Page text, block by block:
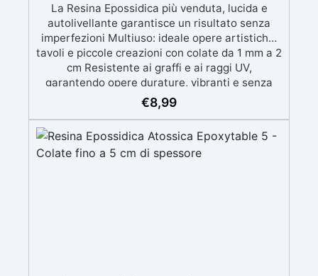
La Resina Epossidica più venduta, lucida e
autolivellante garantisce un risultato senza
imperfezioni Multiuso: ideale opere artistiche,
tavoli e piccole creazioni con colate da 1 mm a 2
cm Resistente ai graffi e ai raggi UV,
garantendo opere durature, vibranti e senza
ingiallimenti nel tempo Bassa viscosità e
formula anti-bolle per risultati impeccabili,
Certificata Atossica post catalisi per contatto
con la pelle, BPA free e VoC Free
€8,99